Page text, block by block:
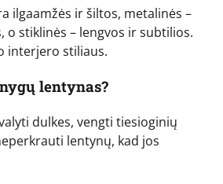
ilgaamžės ir šiltos, metalinės –
stiklinės – lengvos ir subtilios.
interjero stiliaus.
lentynas?
dulkes, vengti tiesioginių
lentynų, kad jos